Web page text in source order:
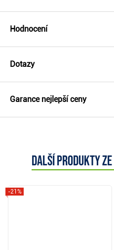
Hodnocení
Dotazy
Garance nejlepší ceny
Další produkty
-21%